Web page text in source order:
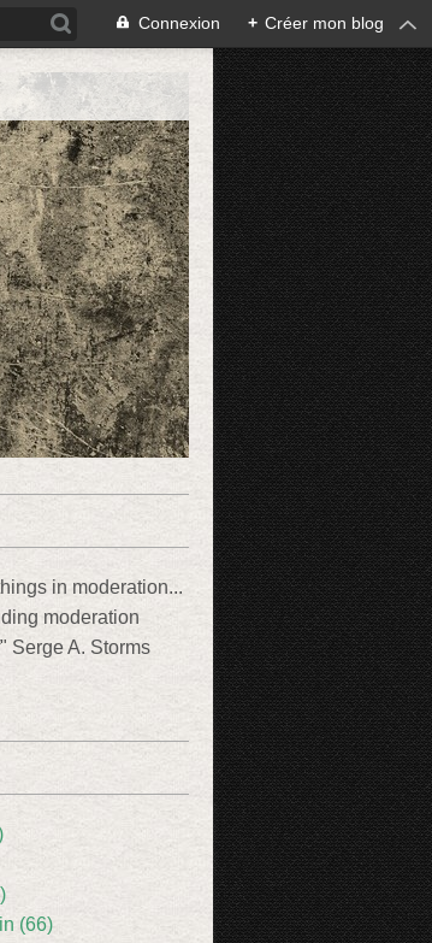
Connexion + Créer mon blog
in moderation...
moderation
Serge A. Storms
(66)